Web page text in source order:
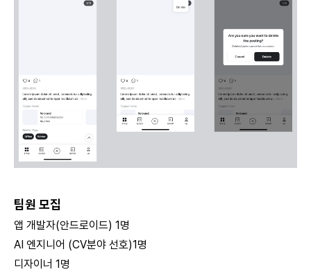
팀원 모집
앱 개발자(안드로이드) 1명
AI 엔지니어 (CV분야 선호)1명
디자이너 1명